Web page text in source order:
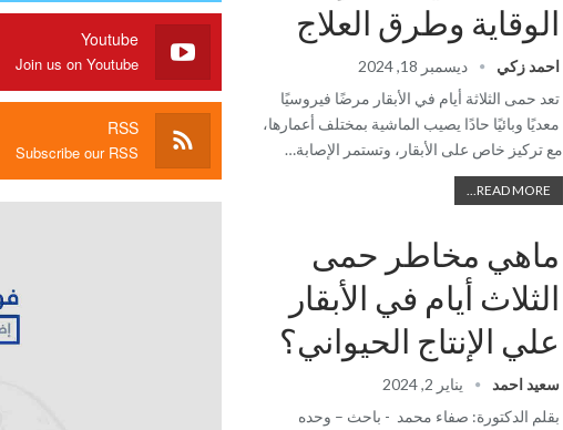
الوقاية وطرق العلاج
احمد زكي
ديسمبر 18, 2024
تعد حمى الثلاثة أيام في الأبقار مرضًا فيروسيًا
معديًا وبائيًا حادًا يصيب الماشية بمختلف أعمارها،
مع تركيز خاص على الأبقار، وتستمر الإصابة…
READ MORE...
ماهي مخاطر حمى
الثلاث أيام في الأبقار
علي الإنتاج الحيواني؟
سعيد احمد
يناير 2, 2024
بقلم الدكتورة: صفاء محمد - باحث – وحده
Youtube
Join us on Youtube
RSS
Subscribe our RSS